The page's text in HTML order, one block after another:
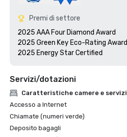
Premi di settore
2025 AAA Four Diamond Award
2025 Green Key Eco-Rating Award
Servizi/dotazioni
Caratteristiche camere e servizi
Accesso a Internet
Chiamate (numeri verde)
Deposito bagagli